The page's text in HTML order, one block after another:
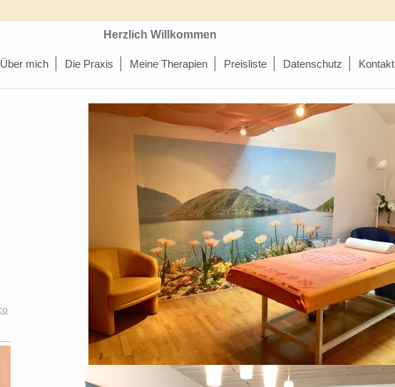
Herzlich Willkommen
Über mich Die Praxis Meine Therapien Preisliste Datenschutz Kontakt